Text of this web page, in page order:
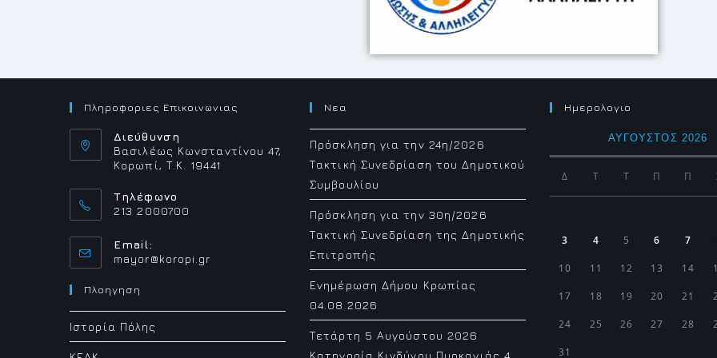
Πληροφοριες Επικοινωνιας
Διεύθυνση
Βασιλέως Κωνσταντίνου 47,
Κορωπί, Τ.Κ. 19441
Τηλέφωνο
213 2000700
Email:
mayor@koropi.gr
Πλοηγηση
Ιστορία Πόλης
Νεα
Πρόσκληση για την 24η/2026
Τακτική Συνεδρίαση του Δημοτικού
Συμβουλίου
Πρόσκληση για την 30η/2026
Τακτική Συνεδρίαση της Δημοτικής
Επιτροπής
Ενημέρωση Δήμου Κρωπίας
04.08.2026
Τετάρτη 5 Αυγούστου 2026
Κατηγορία Κινδύνου Πυρκαγιάς 4
Ημερολογιο
ΑΎΓΟΥΣΤΟΣ 2026
Δ Τ Τ Π Π
3 4 5 6 7
10 11 12 13 14
17 18 19 20 21
24 25 26 27 28
31